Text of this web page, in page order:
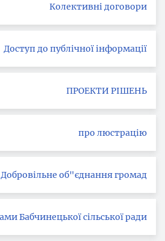
Колективні договори
Доступ до публічної інформації
ПРОЕКТИ РІШЕНЬ
про люстрацію
Добровільне об"єднання громад
Програми Бабчинецької сільської ради